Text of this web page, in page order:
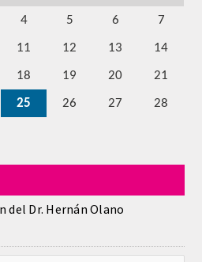
4 5 6 7
11 12 13 14
18 19 20 21
25 26 27 28
del Dr. Hernán Olano